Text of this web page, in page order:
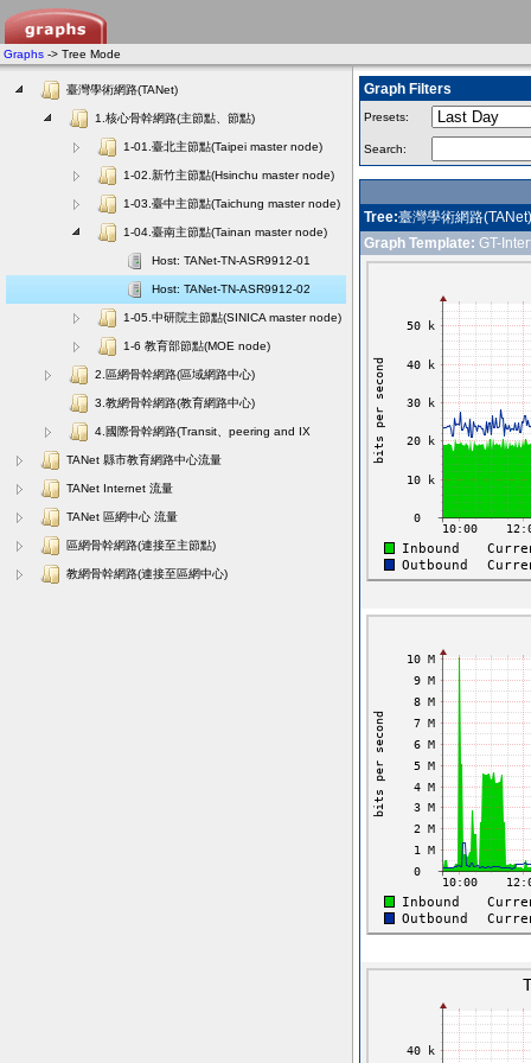
Graphs -> Tree Mode
臺灣學術網路(TANet)
1.核心骨幹網路(主節點、節點)
1-01.臺北主節點(Taipei master node)
1-02.新竹主節點(Hsinchu master node)
1-03.臺中主節點(Taichung master node)
1-04.臺南主節點(Tainan master node)
Host: TANet-TN-ASR9912-01
Host: TANet-TN-ASR9912-02
1-05.中研院主節點(SINICA master node)
1-6 教育部節點(MOE node)
2.區網骨幹網路(區域網路中心)
3.教網骨幹網路(教育網路中心)
4.國際骨幹網路(Transit、peering and IX
TANet 縣市教育網路中心流量
TANet Internet 流量
TANet 區網中心 流量
區網骨幹網路(連接至主節點)
教網骨幹網路(連接至區網中心)
Graph Filters
Presets:
Search:
Tree:臺灣學術網路
Graph Template: GT-